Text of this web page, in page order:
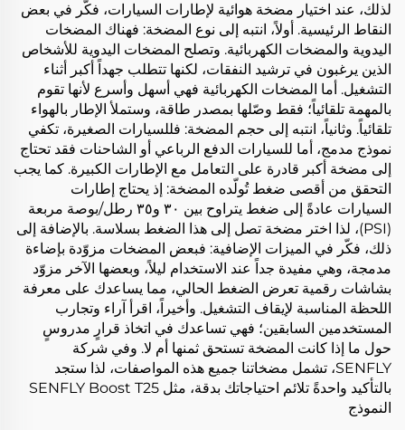
لذلك، عند اختيار مضخة هوائية لإطارات السيارات، فكّر في بعض
النقاط الرئيسية. أولاً، انتبه إلى نوع المضخة: فهناك المضخات
اليدوية والمضخات الكهربائية. وتصلح المضخات اليدوية للأشخاص
الذين يرغبون في ترشيد النفقات، لكنها تتطلب جهداً أكبر أثناء
التشغيل. أما المضخات الكهربائية فهي أسهل وأسرع لأنها تقوم
بالمهمة تلقائياً؛ فقط وصّلها بمصدر طاقة، وستملأ الإطار بالهواء
تلقائياً. وثانياً، انتبه إلى حجم المضخة: فللسيارات الصغيرة، تكفي
نموذج مدمج، أما للسيارات الدفع الرباعي أو الشاحنات فقد تحتاج
إلى مضخة أكبر قادرة على التعامل مع الإطارات الكبيرة. كما يجب
التحقق من أقصى ضغط تُولّده المضخة: إذ يحتاج إطارات
السيارات عادةً إلى ضغط يتراوح بين ٣٠ و٣٥ رطل/بوصة مربعة
(PSI)، لذا اختر مضخة تصل إلى هذا الضغط بسلاسة. بالإضافة إلى
ذلك، فكّر في الميزات الإضافية: فبعض المضخات مزوّدة بإضاءة
مدمجة، وهي مفيدة جداً عند الاستخدام ليلاً، وبعضها الآخر مزوّد
بشاشات رقمية تعرض الضغط الحالي، مما يساعدك على معرفة
اللحظة المناسبة لإيقاف التشغيل. وأخيراً، اقرأ آراء وتجارب
المستخدمين السابقين؛ فهي تساعدك في اتخاذ قرارٍ مدروسٍ
حول ما إذا كانت المضخة تستحق ثمنها أم لا. وفي شركة
SENFLY، تشمل مضخاتنا جميع هذه المواصفات، لذا ستجد
بالتأكيد واحدةً تلائم احتياجاتك بدقة، مثل SENFLY Boost T25
النموذج